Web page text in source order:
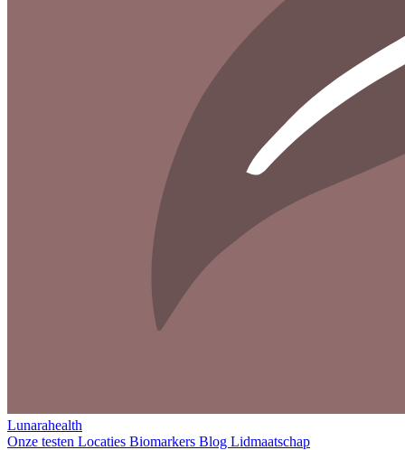
Lunarahealth
Onze testen Locaties Biomarkers Blog Lidmaatschap